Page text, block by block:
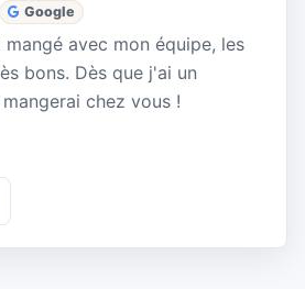
Google
avec mon équipe, les
bons. Dès que j'ai un
chez vous !